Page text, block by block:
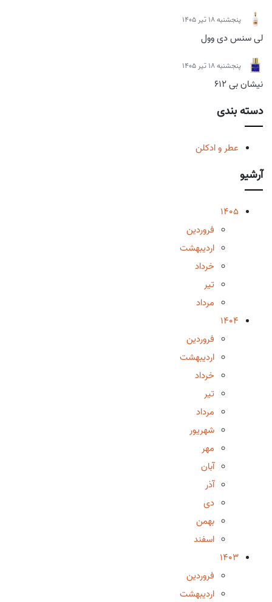
پنجشنبه 18 تیر 1405
لی سنس دی وول
پنجشنبه 18 تیر 1405
نیشان بی 612
دسته بندی
عطر و ادکلن
آرشیو
1405
فروردین
اردیبهشت
خرداد
تیر
مرداد
1404
فروردین
اردیبهشت
خرداد
تیر
مرداد
شهریور
مهر
آبان
آذر
دی
بهمن
اسفند
1403
فروردین
اردیبهشت